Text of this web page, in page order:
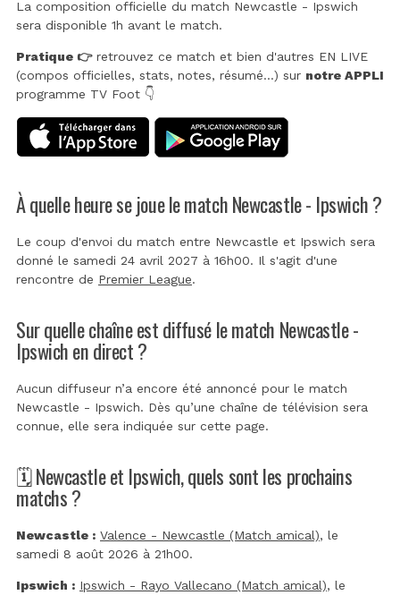
La composition officielle du match Newcastle - Ipswich
sera disponible 1h avant le match.
Pratique 👉retrouvez ce match et bien d'autres EN LIVE
(compos officielles, stats, notes, résumé...) sur notre APPLI
programme TV Foot 👇
À quelle heure se joue le match Newcastle - Ipswich ?
Le coup d'envoi du match entre Newcastle et Ipswich sera
donné le samedi 24 avril 2027 à 16h00. Il s'agit d'une
rencontre de Premier League.
Sur quelle chaîne est diffusé le match Newcastle -
Ipswich en direct ?
Aucun diffuseur n’a encore été annoncé pour le match
Newcastle - Ipswich. Dès qu’une chaîne de télévision sera
connue, elle sera indiquée sur cette page.
🗓️ Newcastle et Ipswich, quels sont les prochains
matchs ?
Newcastle : Valence - Newcastle (Match amical), le
samedi 8 août 2026 à 21h00.
Ipswich : Ipswich - Rayo Vallecano (Match amical), le